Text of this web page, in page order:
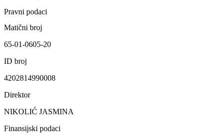
Pravni podaci
Matični broj
65-01-0605-20
ID broj
4202814990008
Direktor
NIKOLIĆ JASMINA
Finansijski podaci